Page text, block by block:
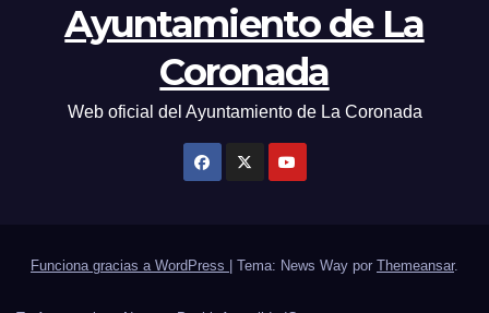
Ayuntamiento de La
Coronada
Web oficial del Ayuntamiento de La Coronada
Funciona gracias a WordPress Tema: News Way por Themeansar.